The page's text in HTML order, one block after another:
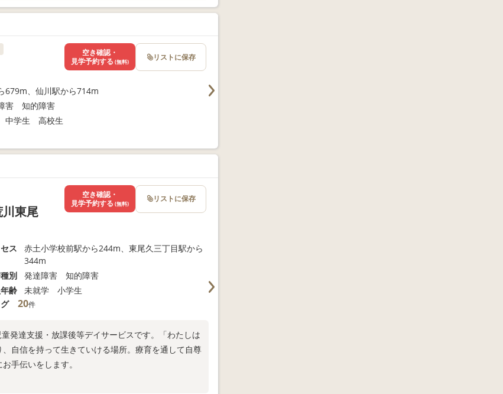
679m、仙川駅から714m
害 知的障害
学生 高校生
空き確認・
見学予約する (無料) リストに保存
川東尾
ス
赤土小学校前駅から244m、東尾久三丁目駅から
344m
別
発達障害 知的障害
齢
未就学 小学生
20件
発達支援・放課後等デイサービスです。「わたしは
自信を持って生きていける場所。療育を通して自尊
手伝いをします。
空き確認・
見学予約する (無料) リストに保存